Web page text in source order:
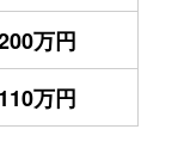
万円
110万円